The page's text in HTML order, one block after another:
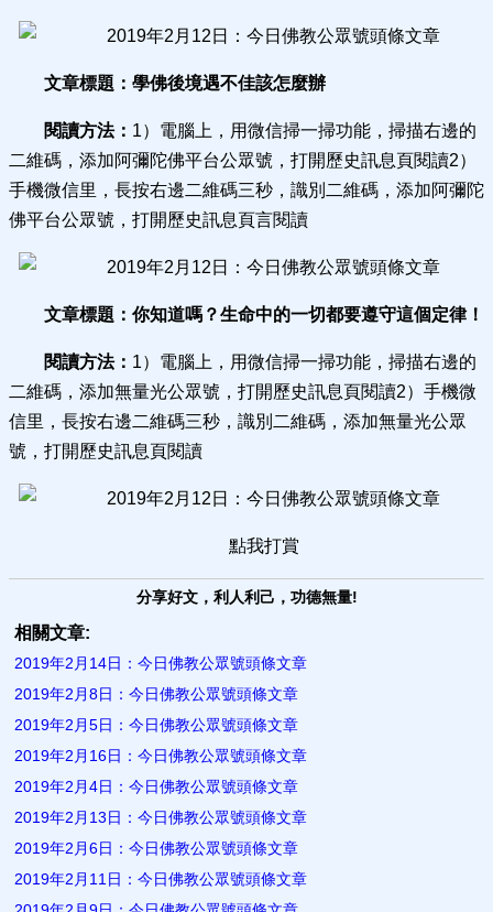
文章標題：學佛後境遇不佳該怎麼辦
閱讀方法： 1）電腦上，用微信掃一掃功能，掃描右邊的
二維碼，添加阿彌陀佛平台公眾號，打開歷史訊息頁閱讀2）
手機微信里，長按右邊二維碼三秒，識別二維碼，添加阿彌陀
佛平台公眾號，打開歷史訊息頁言閱讀
文章標題：你知道嗎？生命中的一切都要遵守這個定律！
閱讀方法： 1）電腦上，用微信掃一掃功能，掃描右邊的
二維碼，添加無量光公眾號，打開歷史訊息頁閱讀2）手機微
信里，長按右邊二維碼三秒，識別二維碼，添加無量光公眾
號，打開歷史訊息頁閱讀
點我打賞
分享好文，利人利己，功德無量!
相關文章:
2019年2月14日：今日佛教公眾號頭條文章
2019年2月8日：今日佛教公眾號頭條文章
2019年2月5日：今日佛教公眾號頭條文章
2019年2月16日：今日佛教公眾號頭條文章
2019年2月4日：今日佛教公眾號頭條文章
2019年2月13日：今日佛教公眾號頭條文章
2019年2月6日：今日佛教公眾號頭條文章
2019年2月11日：今日佛教公眾號頭條文章